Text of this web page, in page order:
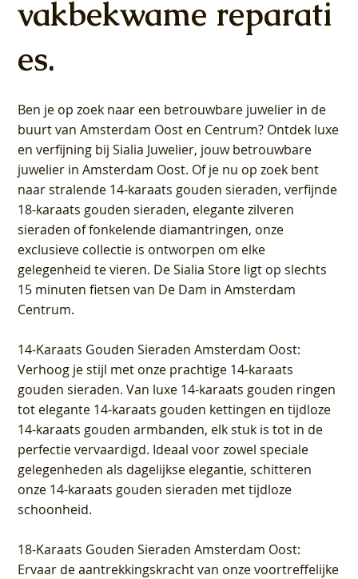
vakbekwame reparati
es.
Ben je op zoek naar een betrouwbare juwelier in de
buurt van Amsterdam Oost en Centrum? Ontdek luxe
en verfijning bij Sialia Juwelier, jouw betrouwbare
juwelier in Amsterdam Oost. Of je nu op zoek bent
naar stralende 14-karaats gouden sieraden, verfijnde
18-karaats gouden sieraden, elegante zilveren
sieraden of fonkelende diamantringen, onze
exclusieve collectie is ontworpen om elke
gelegenheid te vieren. De Sialia Store ligt op slechts
15 minuten fietsen van De Dam in Amsterdam
Centrum.
14-Karaats Gouden Sieraden Amsterdam Oost:
Verhoog je stijl met onze prachtige 14-karaats
gouden sieraden. Van luxe 14-karaats gouden ringen
tot elegante 14-karaats gouden kettingen en tijdloze
14-karaats gouden armbanden, elk stuk is tot in de
perfectie vervaardigd. Ideaal voor zowel speciale
gelegenheden als dagelijkse elegantie, schitteren
onze 14-karaats gouden sieraden met tijdloze
schoonheid.
18-Karaats Gouden Sieraden Amsterdam Oost:
Ervaar de aantrekkingskracht van onze voortreffelijke